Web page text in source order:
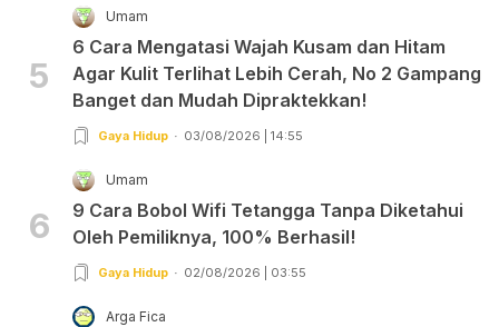
5
Umam
6 Cara Mengatasi Wajah Kusam dan Hitam
Agar Kulit Terlihat Lebih Cerah, No 2 Gampang
Banget dan Mudah Dipraktekkan!
Gaya Hidup 03/08/2026 | 14:55
6
Umam
9 Cara Bobol Wifi Tetangga Tanpa Diketahui
Oleh Pemiliknya, 100% Berhasil!
Gaya Hidup 02/08/2026 | 03:55
Arga Fica